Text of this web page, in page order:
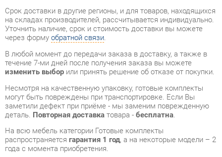
В любой момент до передачи заказа в доставку, а также в
течение 7-ми дней после получения заказа вы можете
изменить выборили принять решение об отказе от покупки.
Несмотря на качественную упаковку, готовые комплекты
заметили дефект при приёме - мы заменим поврежденную
деталь.Повторная доставкатовара -бесплатна.
распространяетсягарантия 1 год, а на некоторые модели – 2
года с момента приобретения.
Кухня 2000 Любимый дом Шервуд 3 Черный Дуб золотой
это качественное изделие производства
соответствующее современному государственному
стандарту.
Надеемся, вы останетесь довольны вашим приобретением, и